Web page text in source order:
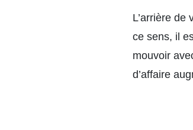
L’arrière
ce sens, il
mouvoir
d’affaire